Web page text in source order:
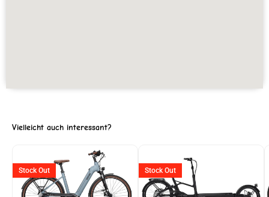
Vielleicht auch interessant?
Stock Out Stock Out
Preis